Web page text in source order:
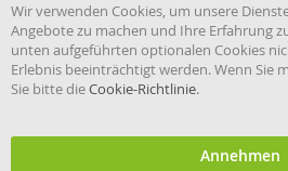
Händler im offiziellen
und Information.
Wir verwenden Cookies, um unsere
Angebote zu machen und Ihre Erfahrung
unten aufgeführten optionalen Cookies
Erlebnis beeinträchtigt werden. Wenn Sie
Sie bitte dieCookie-Richtlinie.
Annehmen